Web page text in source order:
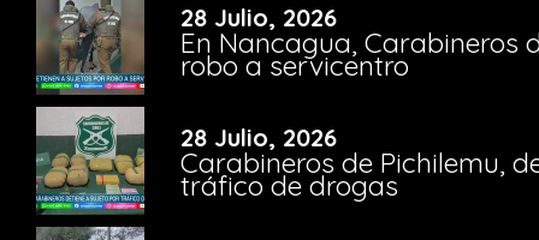
28 Julio, 2026
En Nancagua, Carabineros
robo a servicentro
28 Julio, 2026
Carabineros de Pichilemu,
tráfico de drogas